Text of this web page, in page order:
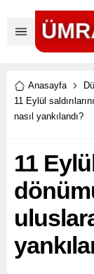
Anasayfa
11 Eylül
nasıl yankılandı?
11